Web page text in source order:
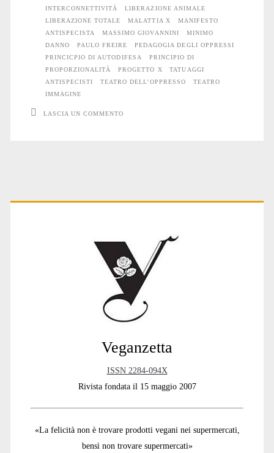
INTERCONNETTIVITÀ
LIBERAZIONE ANIMALE
LIBERAZIONE TOTALE
MALATTIA X
MANIFESTO
ANTISPECISTA
MASSIMO GIOVANNINI
MINIMO
DANNO
PAULO FREIRE
PEDAGOGIA DEGLI OPPRESSI
PRINCICPIO DI AUTODIFESA
PRINCIPIO DI
PROPORZIONALITÀ
PROGETTO X
TATUAGGI
ANTISPECISTI
TEATRO DELL'OPPRESSO
TEATRO
IMMAGINE
LASCIA UN COMMENTO
Primary
Veganzetta
ISSN 2284-094X
Rivista fondata il 15 maggio 2007
«La felicità non è trovare prodotti vegani nei supermercati,
bensì non trovare supermercati»